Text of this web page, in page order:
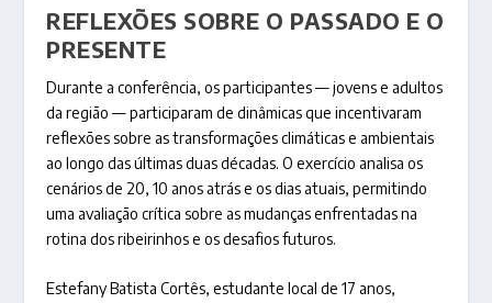
REFLEXÕES SOBRE O PASSADO E O
PRESENTE
Durante a conferência, os participantes — jovens e adultos
da região — participaram de dinâmicas que incentivaram
reflexões sobre as transformações climáticas e ambientais
ao longo das últimas duas décadas. O exercício analisa os
cenários de 20, 10 anos atrás e os dias atuais, permitindo
uma avaliação crítica sobre as mudanças enfrentadas na
rotina dos ribeirinhos e os desafios futuros.
Estefany Batista Cortês, estudante local de 17 anos,